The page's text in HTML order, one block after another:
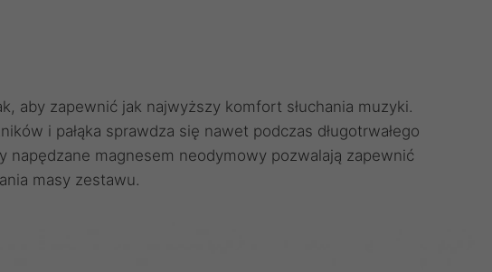
aby zapewnić jak najwyższy komfort słuchania muzyki.
i pałąka sprawdza się nawet podczas długotrwałego
napędzane magnesem neodymowy pozwalają zapewnić
masy zestawu.